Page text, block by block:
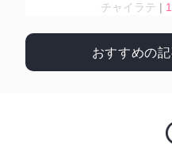
チャイラテ |
おすすめの